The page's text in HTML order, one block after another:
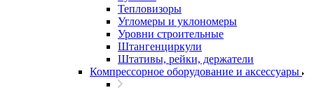
Тепловизоры
Угломеры и уклономеры
Уровни строительные
Штангенциркули
Штативы, рейки, держатели
Компрессорное оборудование и аксессуары